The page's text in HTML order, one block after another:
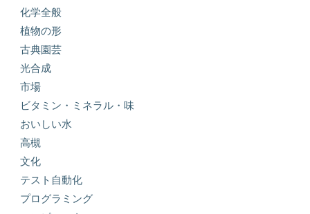
化学全般
植物の形
古典園芸
光合成
市場
ビタミン・ミネラル・味
おいしい水
高槻
文化
テスト自動化
プログラミング